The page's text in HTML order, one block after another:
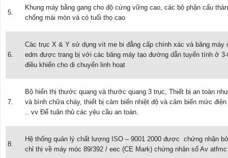
5.
Khung máy bằng gang cho độ cứng vững cao, các bộ phận cấu
chống mài mòn và có tuổi thọ cao
6.
Các trục X & Y sử dụng vít me bi đẳng cấp chính xác và băng
edm được trang bị với các băng máy tạo đường dẫn tuyến tính ở
điều khiển cho di chuyển linh hoạt
7.
Bộ hiển thị thước quang và thước quang 3 trục, Thiết bị an toàn
và bình chữa cháy, thiết bị cảm biến nhiệt độ và cảm biến mức
.. vv Để tuân thủ các yêu cầu an toàn.
8.
Hệ thống quản lý chất lượng ISO – 9001 2000 được chứng nhận
chỉ thị về máy móc 89/392 / eec (CE Mark) chứng nhận số Av atfmc